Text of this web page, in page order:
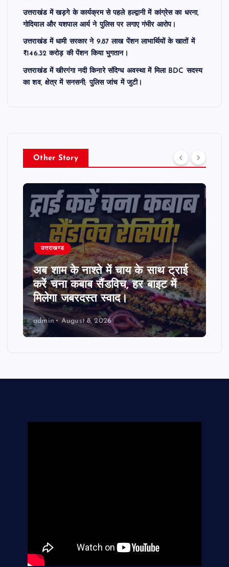
उत्तराखंड में खड़गे के कार्यक्रम से पहले हल्द्वानी में कांग्रेस का धरना,
गोदियाल और यशपाल आर्य ने पुलिस पर लगाए गंभीर आरोप।
उत्तराखंड में धामी सरकार ने 9.87 लाख पेंशन लाभार्थियों के खातों में
₹146.32 करोड़ की पेंशन किया भुगतान।
उत्तराखंड में खीरगंगा नदी किनारे संदिग्ध अवस्था में मिला BDC सदस्य
का शव, क्षेत्र में सनसनी; पुलिस जांच में जुटी।
Other Story
उत्तराखण्ड
अब शाम के नाश्ते में चाय के साथ ट्राई
करें चना कबाब सैंडविच, हर बाइट में
मिलेगा जबरदस्त स्वाद।
admin August 8, 2026